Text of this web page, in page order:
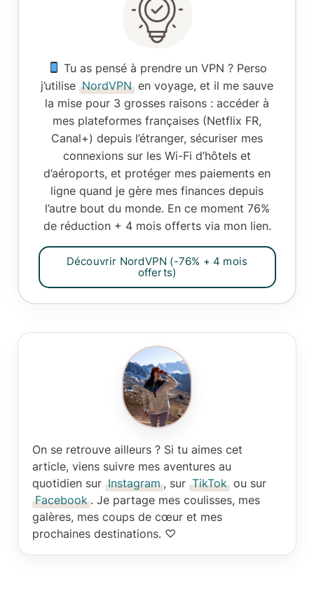
Tu as pensé à prendre un VPN ?Perso
j’utilise NordVPN en voyage, et il me sauve
la mise pour 3 grosses raisons : accéder à
mes plateformes françaises (Netflix FR,
Canal+) depuis l’étranger, sécuriser mes
connexions sur les Wi-Fi d’hôtels et
d’aéroports, et protéger mes paiements en
ligne quand je gère mes finances depuis
l’autre bout du monde. En ce moment 76%
de réduction + 4 mois offertsvia mon lien.
Découvrir NordVPN (-76% + 4 mois
offerts)
On se retrouve ailleurs ? Si tu aimes cet
article, viens suivre mes aventures au
quotidien sur Instagram , sur TikTok ou sur
Facebook . Je partage mes coulisses, mes
galères, mes coups de cœur et mes
prochaines destinations. ♡